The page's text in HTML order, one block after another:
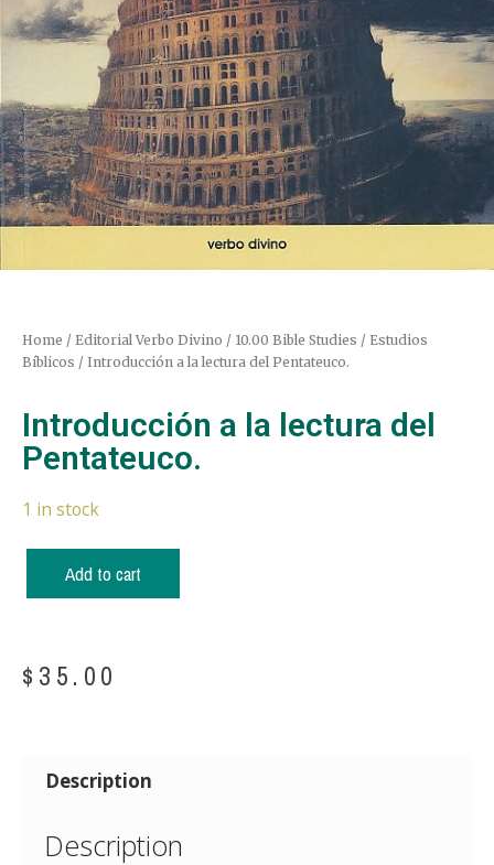
Home / Editorial Verbo Divino / 10.00 Bible Studies / Estudios
Bíblicos / Introducción a la lectura del Pentateuco.
Introducción a la lectura del
Pentateuco.
1 in stock
Add to cart
$ 35.00
Description
Description